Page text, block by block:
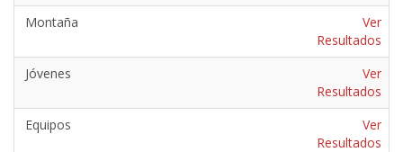
Montaña
Ver
Resultados
Jóvenes
Ver
Resultados
Equipos
Ver
Resultados